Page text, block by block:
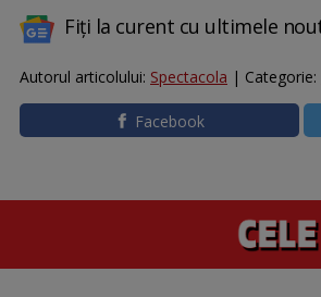
Fiți la curent cu ultimele
Autorul articolului: Spectacola | Categorie:
Facebook